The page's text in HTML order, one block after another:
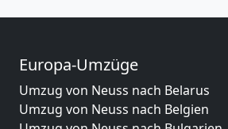
Europa-Umzüge
Umzug von Neuss nach Belarus
Umzug von Neuss nach Belgien